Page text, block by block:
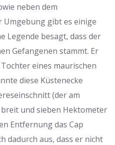
neben dem
Umgebung gibt es einige
Legende besagt, dass der
Gefangenen stammt. Er
eines maurischen
diese Küstenecke
(der am
und sieben Hektometer
Entfernung das Cap
dadurch aus, dass er nicht